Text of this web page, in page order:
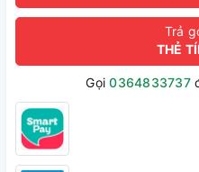
Trả
THẺ
Gọi0364833737